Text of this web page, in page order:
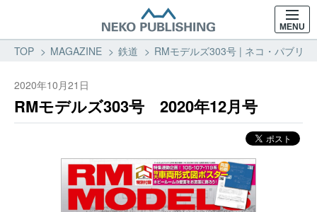
MENU
TOP MAGAZINE 鉄道 RMモデルズ303号 | ネコ・パブリ
2020年10月21日
RMモデルズ303号 2020年12月号